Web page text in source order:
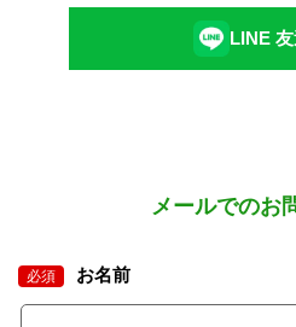
LINE
メールでのお
必須 お名前